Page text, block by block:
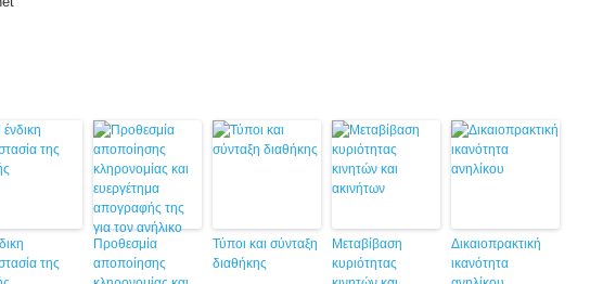
της
Προθεσμία
αποποίησης
Τύποι και σύνταξη
διαθήκης
Μεταβίβαση
κυριότητας
Δικαιοπρακτική
ικανότητα